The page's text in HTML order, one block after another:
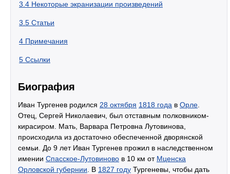
3.4 Некоторые экранизации произведений
3.5 Статьи
4 Примечания
5 Ссылки
Биография
Иван Тургенев родился 28 октября 1818 года в Орле
Отец, Сергей Николаевич, был отставным полковником-
кирасиром. Мать, Варвара Петровна Лутовинова,
происходила из достаточно обеспеченной дворянской
семьи. До 9 лет Иван Тургенев прожил в наследственном
имении Спасское-Лутовиново в 10 км от Мценска
Орловской губернии . В 1827 году Тургеневы, чтобы дать